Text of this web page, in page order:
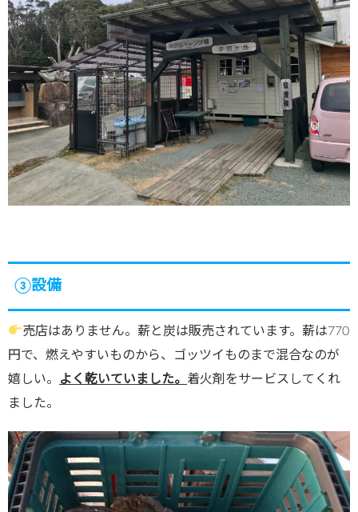
③設備
売店はありません。薪と炭は販売されています。薪は770
円で、燃えやすいものから、ゴッツイものまで混合なのが
嬉しい。
よく乾いていました。 着火剤をサービスしてくれ
ました。